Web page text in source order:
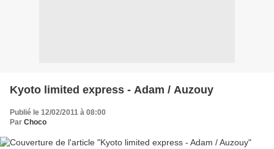
Kyoto limited express - Adam / Auzouy
Publié le 12/02/2011 à 08:00
Par Choco